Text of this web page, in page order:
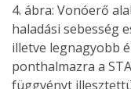
4. ábra: Vonóerő
haladási sebesség
illetve legnagyobb
ponthalmazra a
függvényt